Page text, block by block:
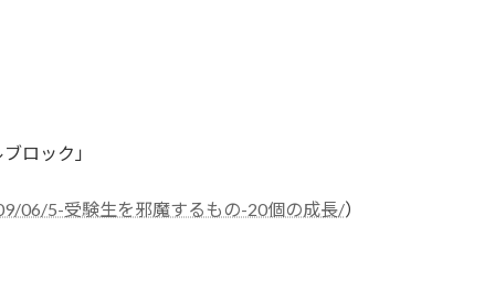
ロック」
06/5-受験生を邪魔するもの-20個の成長/）